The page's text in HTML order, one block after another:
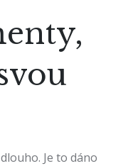
Je to dáno